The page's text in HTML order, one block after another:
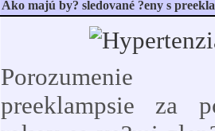
Ako majú by? sledované ?eny s
Porozumenie
preeklampsie za